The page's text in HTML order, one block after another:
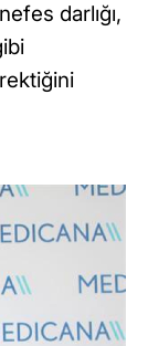
darlığı,